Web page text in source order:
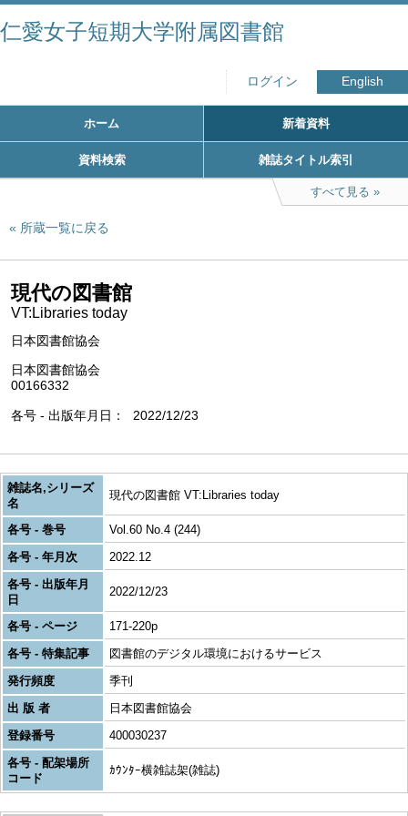
仁愛女子短期大学附属図書館
ログイン English
ホーム 新着資料
資料検索 雑誌タイトル索引
すべて見る
所蔵一覧に戻る
現代の図書館
VT:Libraries today
日本図書館協会
日本図書館協会
00166332
各号 - 出版年月日 2022/12/23
雑誌名,シリーズ
名
現代の図書館 VT:Libraries today
各号 - 巻号
Vol.60 No.4 (244)
各号 - 年月次
2022.12
各号 - 出版年月
日
2022/12/23
各号 - ページ
171-220p
各号 - 特集記事
図書館のデジタル環境におけるサービス
発行頻度
季刊
出 版 者
日本図書館協会
登録番号
400030237
各号 - 配架場所
コード
ｶｳﾝﾀｰ横雑誌架(雑誌)